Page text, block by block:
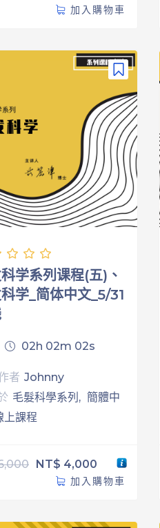
加入購物車
学系列课程(五)、
学_简体中文_5/31
02h 02m 02s
者 Johnny
毛髮科學系列
簡體中
上課程
NT$ 4,000
加入購物車